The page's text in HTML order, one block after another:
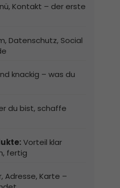
Kontakt – der erste
Datenschutz, Social
knackig – was du
du bist, schaffe
Vorteil klar
fertig
Adresse, Karte –